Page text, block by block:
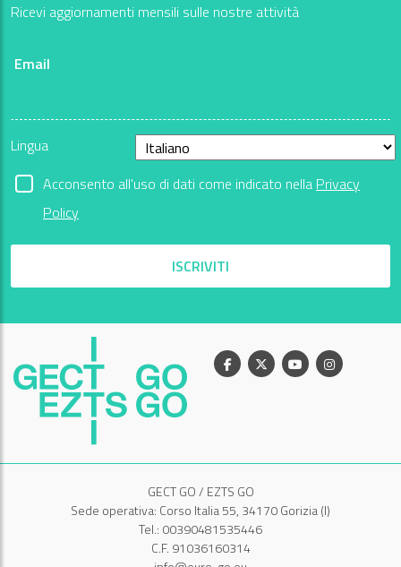
Ricevi aggiornamenti mensili sulle nostre attività
Email
Lingua
Acconsento all'uso di dati come indicato nella Privacy
Policy
ISCRIVITI
Facebook
X YoutubeInstagram
GECT GO / EZTS GO
Sede operativa: Corso Italia 55, 34170 Gorizia (I)
Tel.: 00390481535446
C.F. 91036160314